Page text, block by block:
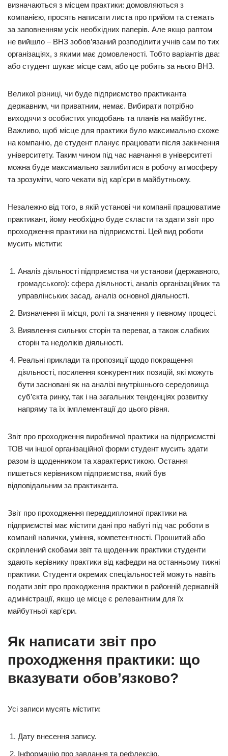
визначаються з місцем практики: домовляються з
компанією, просять написати листа про прийом та стежать
за заповненням усіх необхідних паперів. Але якщо раптом
не вийшло – ВНЗ зобов’язаний розподілити учнів сам по тих
організаціях, з якими має домовленості. Тобто варіантів два:
або студент шукає місце сам, або це робить за нього ВНЗ.
Великої різниці, чи буде підприємство практиканта
державним, чи приватним, немає. Вибирати потрібно
виходячи з особистих уподобань та планів на майбутнє.
Важливо, щоб місце для практики було максимально схоже
на компанію, де студент планує працювати після закінчення
університету. Таким чином під час навчання в університеті
можна буде максимально заглибитися в робочу атмосферу
та зрозуміти, чого чекати від карʼєри в майбутньому.
Незалежно від того, в якій установі чи компанії працюватиме
практикант, йому необхідно буде скласти та здати звіт про
проходження практики на підприємстві. Цей вид роботи
мусить містити:
Аналіз діяльності підприємства чи установи (державного,
громадського): сфера діяльності, аналіз організаційних та
управлінських засад, аналіз основної діяльності.
Визначення її місця, ролі та значення у певному процесі.
Виявлення сильних сторін та переваг, а також слабких
сторін та недоліків діяльності.
Реальні приклади та пропозиції щодо покращення
діяльності, посилення конкурентних позицій, які можуть
бути засновані як на аналізі внутрішнього середовища
суб’єкта ринку, так і на загальних тенденціях розвитку
напряму та їх імплементації до цього рівня.
Звіт про проходження виробничої практики на підприємстві
ТОВ чи іншої організаційної форми студент мусить здати
разом із щоденником та характеристикою. Остання
пишеться керівником підприємства, який був
відповідальним за практиканта.
Звіт про проходження переддипломної практики на
підприємстві має містити дані про набуті під час роботи в
компанії навички, уміння, компетентності. Прошитий або
скріплений скобами звіт та щоденник практики студенти
здають керівнику практики від кафедри на останньому тижні
практики. Студенти окремих спеціальностей можуть навіть
подати звіт про проходження практики в районній державній
адміністрації, якщо це місце є релевантним для їх
майбутньої карʼєри.
Як написати звіт про
проходження практики: що
вказувати обов’язково?
Усі записи мусять містити:
Дату внесення запису.
Інформацію про завдання та рефлексію.